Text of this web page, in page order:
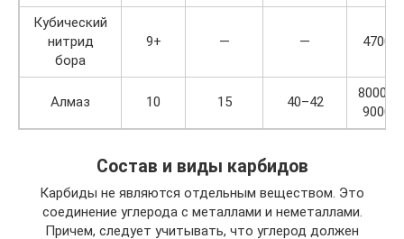
Кубический
нитрид
бора
9+ — — 4700
Алмаз 10 15 40–42
8000–
9000
Состав и виды карбидов
Карбиды не являются отдельным веществом. Это
соединение углерода с металлами и неметаллами.
Причем, следует учитывать, что углерод должен